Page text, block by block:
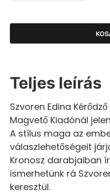
Teljes leírás
Szvoren Edina
Magvető Kiadónál
A stílus maga az
válaszlehetőségeit
Kronosz darabjaiban
ismerhetünk rá
keresztül.